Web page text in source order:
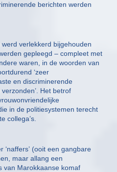
berichten werden
verlekkerd bijgehouden
gepleegd – compleet met
waren, in de woorden van
‘zeer
en discriminerende
Het betrof
in de politiesystemen terecht
collega’s.
‘naffers’ (ooit een gangbare
maar allang een
van Marokkaanse komaf